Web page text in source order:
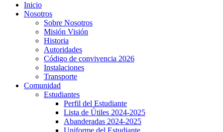
Inicio
Nosotros
Sobre Nosotros
Misión Visión
Historia
Autoridades
Código de convivencia 2026
Instalaciones
Transporte
Comunidad
Estudiantes
Perfil del Estudiante
Lista de Útiles 2024-2025
Abanderadas 2024-2025